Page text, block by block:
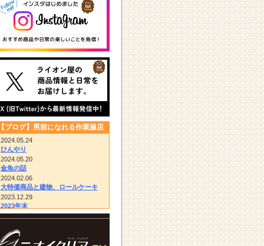
【ブログ】男前になれる作業服店
2024.05.24
ひんやり
2024.05.20
金魚の話
2024.02.06
大特価商品と建物、ロールケーキ
2023.12.29
2023年末
2023.12.14